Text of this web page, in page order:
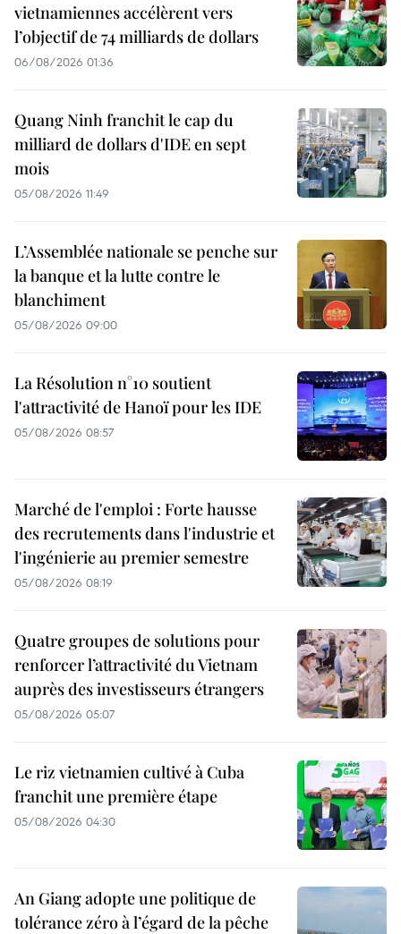
vietnamiennes accélèrent vers
l’objectif de 74 milliards de dollars
06/08/2026 01:36
Quang Ninh franchit le cap du
milliard de dollars d'IDE en sept
mois
05/08/2026 11:49
L’Assemblée nationale se penche sur
la banque et la lutte contre le
blanchiment
05/08/2026 09:00
La Résolution n°10 soutient
l'attractivité de Hanoï pour les IDE
05/08/2026 08:57
Marché de l'emploi : Forte hausse
des recrutements dans l'industrie et
l'ingénierie au premier semestre
05/08/2026 08:19
Quatre groupes de solutions pour
renforcer l’attractivité du Vietnam
auprès des investisseurs étrangers
05/08/2026 05:07
Le riz vietnamien cultivé à Cuba
franchit une première étape
05/08/2026 04:30
An Giang adopte une politique de
tolérance zéro à l’égard de la pêche